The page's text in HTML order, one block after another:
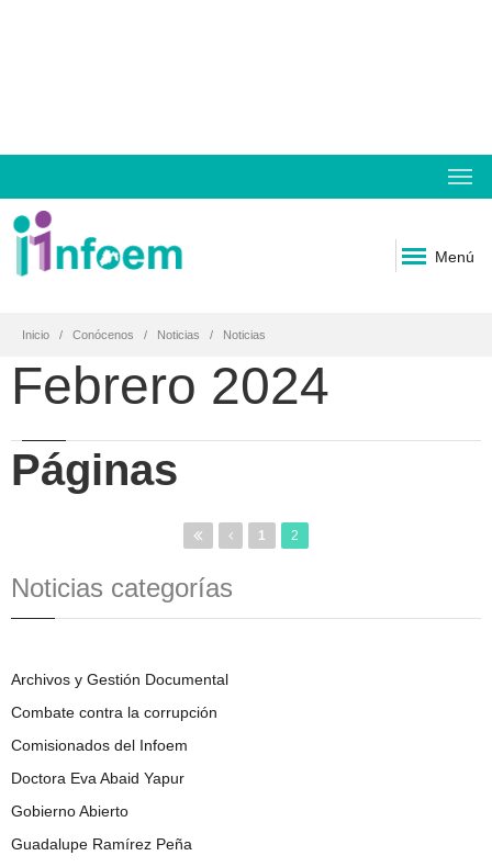
Menú
Inicio Conócenos Noticias Noticias
Febrero 2024
Páginas
1 2
Noticias categorías
Archivos y Gestión Documental
Combate contra la corrupción
Comisionados del Infoem
Doctora Eva Abaid Yapur
Gobierno Abierto
Guadalupe Ramírez Peña